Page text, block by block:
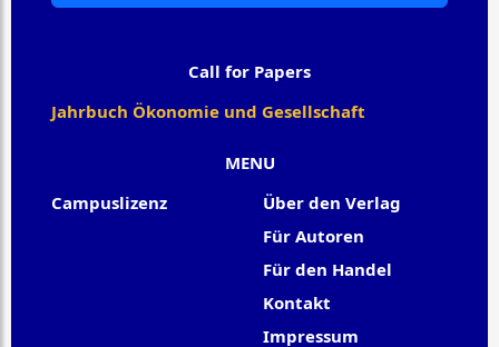
MENU
Campuslizenz
Über den Verlag
Für Autoren
Für den Handel
Kontakt
Impressum
Call for Papers
Jahrbuch Ökonomie und Gesellschaft